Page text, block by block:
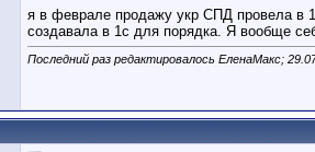
я в феврале продажу укр СПД провела в
создавала в 1с для порядка. Я вообще
Последний раз редактировалось ЕленаМакс;